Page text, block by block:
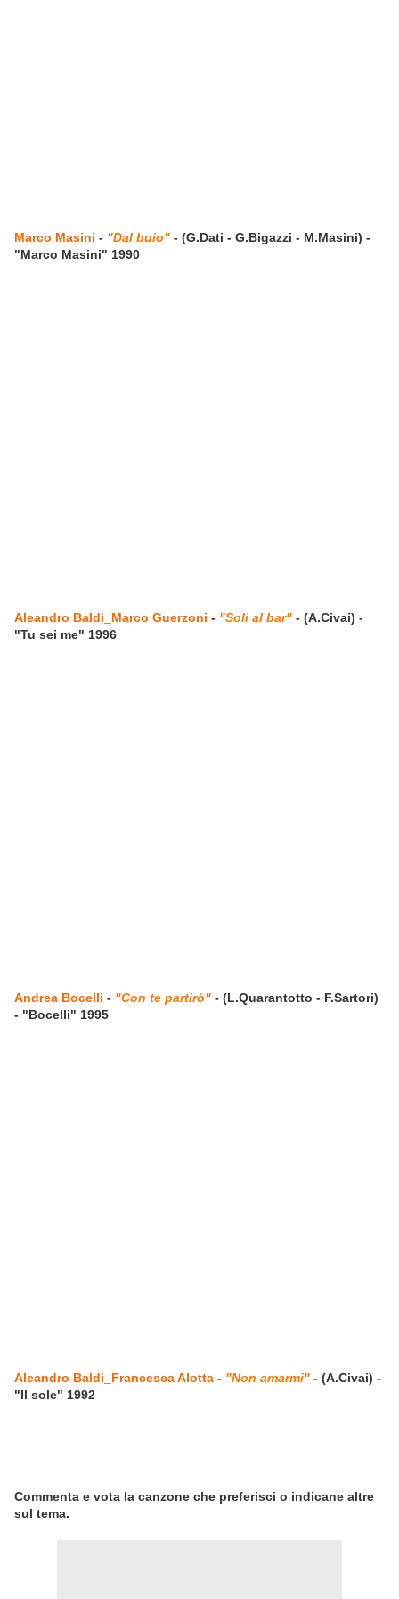
Marco Masini - "Dal buio" - (G.Dati - G.Bigazzi - M.Masini) -
"Marco Masini" 1990
Aleandro Baldi Marco Guerzoni - "Soli al bar" - (A.Civai) -
"Tu sei me" 1996
Andrea Bocelli - "Con te partirò" - (L.Quarantotto - F.Sartori)
- "Bocelli" 1995
Aleandro Baldi Francesca Alotta - "Non amarmi" - (A.Civai) -
"Il sole" 1992
Commenta e vota la canzone che preferisci o indicane altre
sul tema.